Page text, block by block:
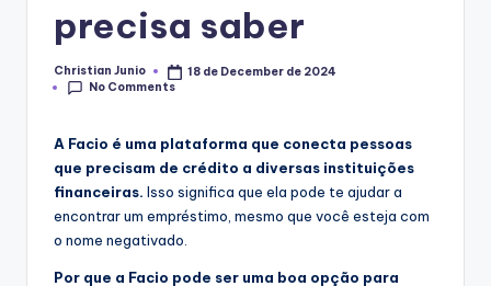
precisa saber
Posted
by
Christian Junio
18 de December de 2024
No Comments
A Facio é uma plataforma que conecta pessoas
que precisam de crédito a diversas instituições
financeiras. Isso significa que ela pode te ajudar a
encontrar um empréstimo, mesmo que você esteja com
o nome negativado.
Por que a Facio pode ser uma boa opção para